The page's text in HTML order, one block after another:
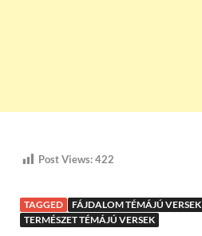
Post Views:422
TAGGED
FÁJDALOM TÉMÁJÚ VERSEK
TERMÉSZET TÉMÁJÚ VERSEK